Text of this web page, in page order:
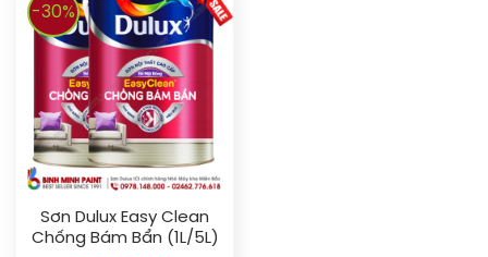
-30%
Sơn Dulux Easy Clean
Chống Bám Bẩn (1L/5L)